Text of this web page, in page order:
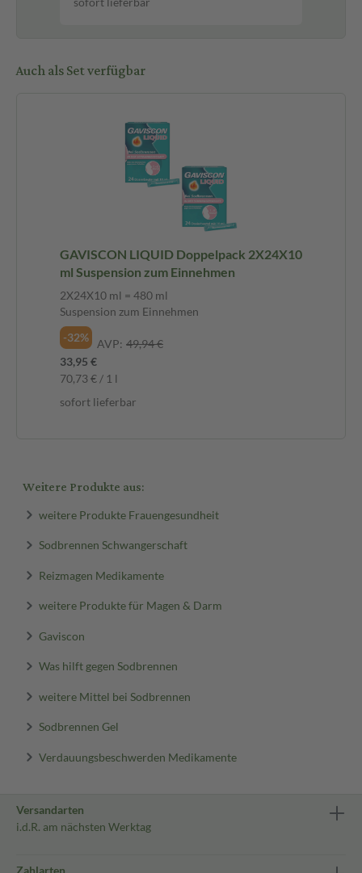
Auch als Set verfügbar
GAVISCON LIQUID Doppelpack 2X24X10
ml Suspension zum Einnehmen
2X24X10 ml = 480 ml
Suspension zum Einnehmen
-32%
AVP: 49,94 €
33,95 €
70,73 € / 1 l
sofort lieferbar
Weitere Produkte aus:
weitere Produkte Frauengesundheit
Sodbrennen Schwangerschaft
Reizmagen Medikamente
weitere Produkte für Magen & Darm
Gaviscon
Was hilft gegen Sodbrennen
weitere Mittel bei Sodbrennen
Sodbrennen Gel
Verdauungsbeschwerden Medikamente
Versandarten
i.d.R. am nächsten Werktag
Zahlarten